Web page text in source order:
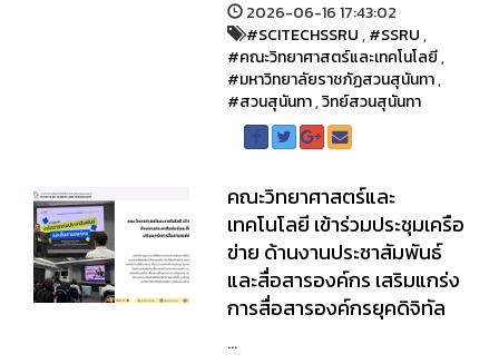
2026-06-16 17:43:02
#SCITECHSSRU,#SSRU,
#คณะวิทยาศาสตร์และเทคโนโลยี,
#มหาวิทยาลัยราชภัฏสวนสุนันทา,
#สวนสุนันทา,วิทย์สวนสุนันทา
คณะวิทยาศาสตร์และ
เทคโนโลยี เข้าร่วมประชุมเครือ
ข่าย ด้านงานประชาสัมพันธ์
และสื่อสารองค์กร เสริมแกร่ง
การสื่อสารองค์กรยุคดิจิทัล
...